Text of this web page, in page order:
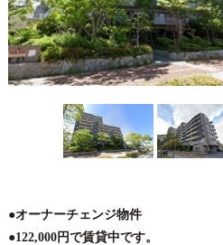
●オーナーチェンジ物件
●122,000円で賃貸中です。